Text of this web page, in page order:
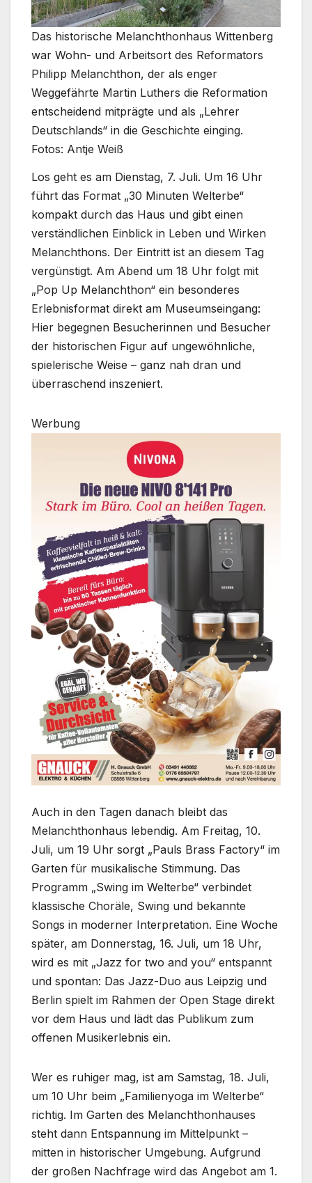
Das historische Melanchthonhaus Wittenberg
war Wohn- und Arbeitsort des Reformators
Philipp Melanchthon, der als enger
Weggefährte Martin Luthers die Reformation
entscheidend mitprägte und als „Lehrer
Deutschlands“ in die Geschichte einging.
Fotos: Antje Weiß
Los geht es am Dienstag, 7. Juli. Um 16 Uhr
führt das Format „30 Minuten Welterbe“
kompakt durch das Haus und gibt einen
verständlichen Einblick in Leben und Wirken
Melanchthons. Der Eintritt ist an diesem Tag
vergünstigt. Am Abend um 18 Uhr folgt mit
„Pop Up Melanchthon“ ein besonderes
Erlebnisformat direkt am Museumseingang:
Hier begegnen Besucherinnen und Besucher
der historischen Figur auf ungewöhnliche,
spielerische Weise – ganz nah dran und
überraschend inszeniert.
Werbung
Auch in den Tagen danach bleibt das
Melanchthonhaus lebendig. Am Freitag, 10.
Juli, um 19 Uhr sorgt „Pauls Brass Factory“ im
Garten für musikalische Stimmung. Das
Programm „Swing im Welterbe“ verbindet
klassische Choräle, Swing und bekannte
Songs in moderner Interpretation. Eine Woche
später, am Donnerstag, 16. Juli, um 18 Uhr,
wird es mit „Jazz for two and you“ entspannt
und spontan: Das Jazz-Duo aus Leipzig und
Berlin spielt im Rahmen der Open Stage direkt
vor dem Haus und lädt das Publikum zum
offenen Musikerlebnis ein.
Wer es ruhiger mag, ist am Samstag, 18. Juli,
um 10 Uhr beim „Familienyoga im Welterbe“
richtig. Im Garten des Melanchthonhauses
steht dann Entspannung im Mittelpunkt –
mitten in historischer Umgebung. Aufgrund
der großen Nachfrage wird das Angebot am 1.